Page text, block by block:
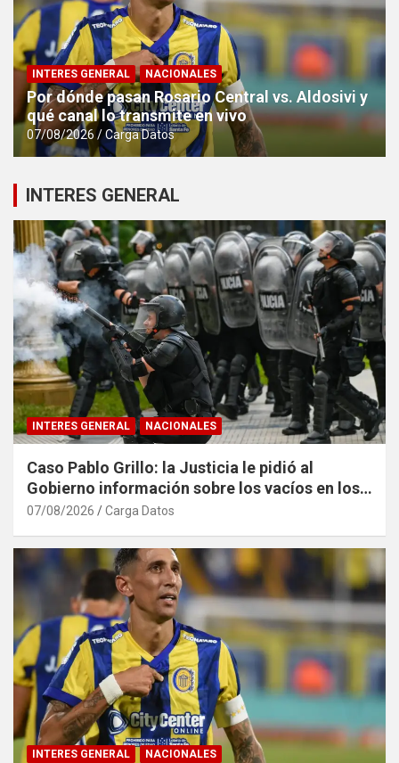
INTERES GENERAL NACIONALES
Por dónde pasan Rosario Central vs. Aldosivi y
qué canal lo transmite en vivo
07/08/2026 Carga Datos
INTERES GENERAL
INTERES GENERAL NACIONALES
Caso Pablo Grillo: la Justicia le pidió al
Gobierno información sobre los vacíos en los
registros policiales de los incidentes
07/08/2026 Carga Datos
INTERES GENERAL NACIONALES